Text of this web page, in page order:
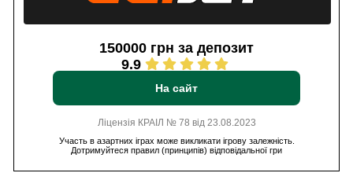
150000 грн за депозит
9.9
На сайт
Ліцензія КРАІЛ № 78 від 23.08.2023
Участь в азартних іграх може викликати ігрову залежність.
Дотримуйтеся правил (принципів) відповідальної гри